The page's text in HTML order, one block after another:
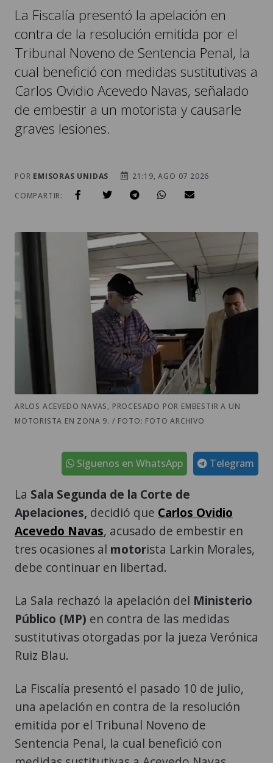
La Fiscalía presentó la apelación en
contra de la resolución emitida por el
Tribunal Noveno de Sentencia Penal, la
cual benefició con medidas sustitutivas a
Carlos Ovidio Acevedo Navas, señalado
de embestir a un motorista y causarle
graves lesiones.
POR EMISORAS UNIDAS
21:19, AGO 07 2026
COMPARTIR:
ARLOS ACEVEDO NAVAS, PROCESADO POR EMBESTIR A UN
MOTORISTA EN ZONA 9. / FOTO: FOTO ARCHIVO
Telegram
Síguenos en WhatsApp
La Sala Segunda de la Corte de
Apelaciones, decidió que Carlos Ovidio
Acevedo Navas, acusado de embestir en
tres ocasiones al motorista Larkin Morales,
debe continuar en libertad.
La Sala rechazó la apelación del Ministerio
Público (MP) en contra de las medidas
sustitutivas otorgadas por la jueza Verónica
Ruiz Blau.
La Fiscalía presentó el pasado 10 de julio,
una apelación en contra de la resolución
emitida por el Tribunal Noveno de
Sentencia Penal, la cual benefició con